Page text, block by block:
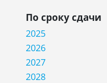
По сроку сдачи
2025
2026
2027
2028